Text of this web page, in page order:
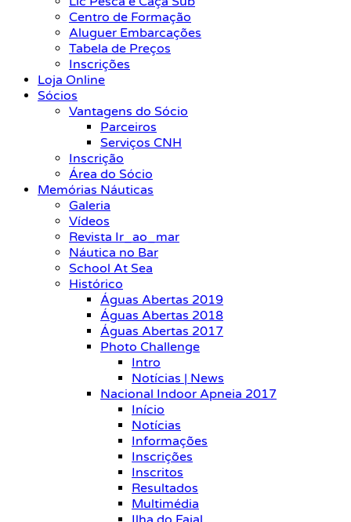
Centro de Formação
Aluguer Embarcações
Tabela de Preços
Inscrições
Loja Online
Sócios
Vantagens do Sócio
Parceiros
Serviços CNH
Inscrição
Área do Sócio
Memórias Náuticas
Galeria
Vídeos
Revista Ir_ao_mar
Náutica no Bar
School At Sea
Histórico
Águas Abertas 2019
Águas Abertas 2018
Águas Abertas 2017
Photo Challenge
Intro
Notícias | News
Nacional Indoor Apneia 2017
Início
Notícias
Informações
Inscrições
Inscritos
Resultados
Multimédia